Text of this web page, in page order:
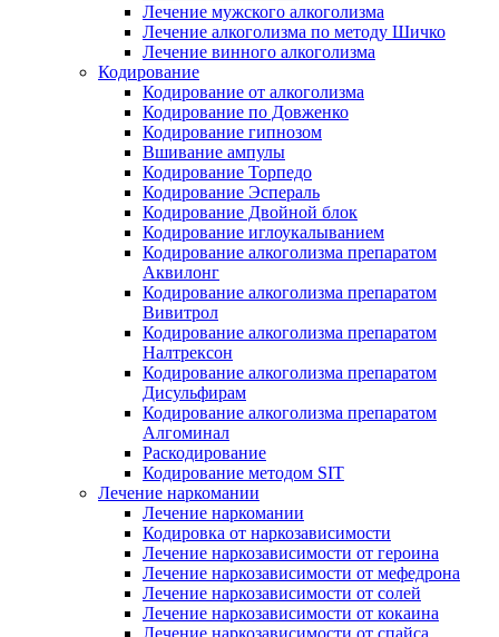
Лечение мужского алкоголизма
Лечение алкоголизма по методу Шичко
Лечение винного алкоголизма
Кодирование
Кодирование от алкоголизма
Кодирование по Довженко
Кодирование гипнозом
Вшивание ампулы
Кодирование Торпедо
Кодирование Эспераль
Кодирование Двойной блок
Кодирование иглоукалыванием
Кодирование алкоголизма препаратом
Аквилонг
Кодирование алкоголизма препаратом
Вивитрол
Кодирование алкоголизма препаратом
Налтрексон
Кодирование алкоголизма препаратом
Дисульфирам
Кодирование алкоголизма препаратом
Алгоминал
Раскодирование
Кодирование методом SIT
Лечение наркомании
Лечение наркомании
Кодировка от наркозависимости
Лечение наркозависимости от героина
Лечение наркозависимости от мефедрона
Лечение наркозависимости от солей
Лечение наркозависимости от кокаина
Лечение наркозависимости от спайса